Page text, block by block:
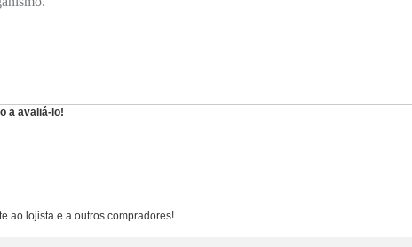
a avaliá-lo!
ao lojista e a outros compradores!